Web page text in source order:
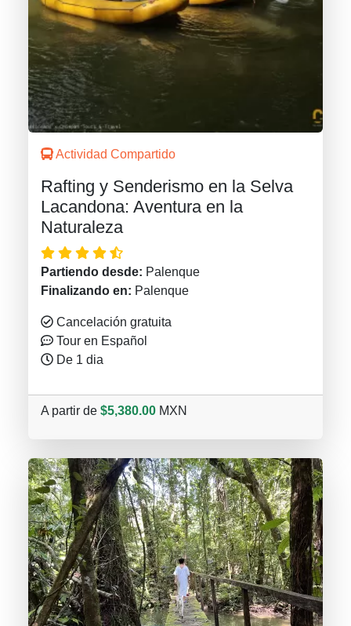
Actividad Compartido
Rafting y Senderismo en la Selva
Lacandona: Aventura en la
Naturaleza
Partiendo desde: Palenque
Finalizando en: Palenque
Cancelación gratuita
Tour en Español
De 1 dia
A partir de $5,380.00 MXN